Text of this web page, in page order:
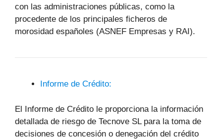
con las administraciones públicas, como la
procedente de los principales ficheros de
morosidad españoles (ASNEF Empresas y RAI).
Informe de Crédito:
El Informe de Crédito le proporciona la información
detallada de riesgo de Tecnove SL para la toma de
decisiones de concesión o denegación del crédito